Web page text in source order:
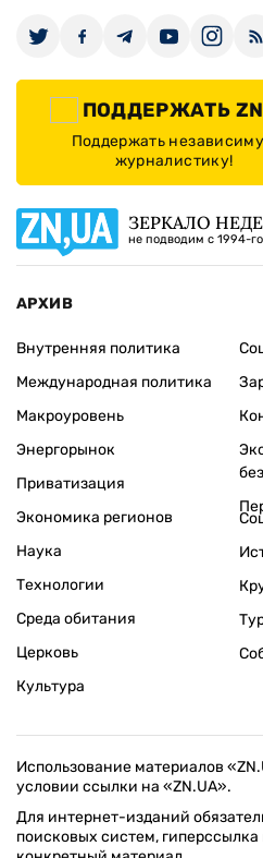
ПОДДЕРЖАТЬ
Поддержать
журналистику!
ЗЕРКАЛО
не подводим с 1994-
АРХИВ
Внутренняя политика
Международная политика
Макроуровень
Энергорынок
Приватизация
Экономика регионов
Наука
Технологии
Среда обитания
Церковь
Культура
Использование материалов
условии ссылки на «ZN.UA».
Для интернет-изданий
поисковых систем, гиперссылка